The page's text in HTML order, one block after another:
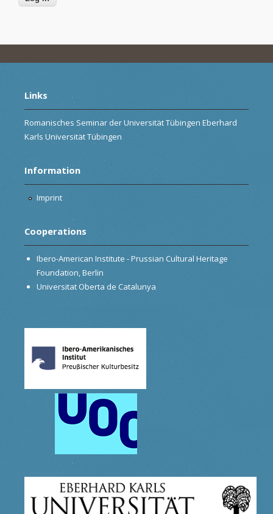
Links
Romanisches Seminar der Universität Tübingen Eberhard
Karls Universität Tübingen
Information
Imprint
Cooperations
Ibero-American Institute - Prussian Cultural Heritage
Foundation, Berlin
Universitat Oberta de Catalunya